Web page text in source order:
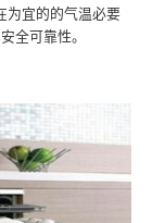
为宜的的气温必要
全可靠性。